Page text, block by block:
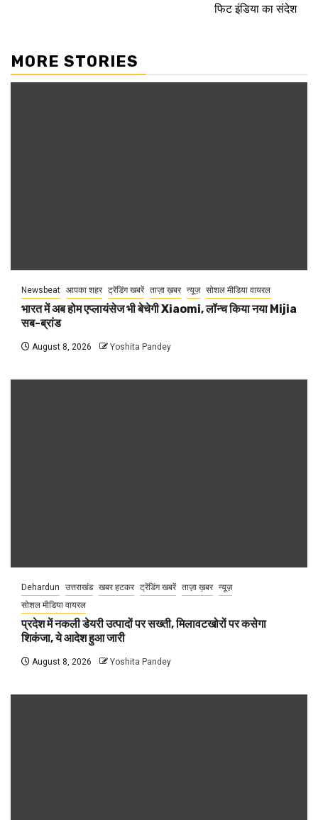
फिट इंडिया का संदेश
MORE STORIES
Newsbeat आपका शहर ट्रेंडिंग खबरें ताज़ा ख़बर न्यूज़ सोशल मीडिया वायरल
भारत में अब होम एप्लायंसेज भी बेचेगी Xiaomi, लॉन्च किया नया Mijia
सब-ब्रांड
August 8, 2026 Yoshita Pandey
Dehardun उत्तराखंड खबर हटकर ट्रेंडिंग खबरें ताज़ा ख़बर न्यूज़
सोशल मीडिया वायरल
प्रदेश में नकली डेयरी उत्पादों पर सख्ती, मिलावटखोरों पर कसेगा
शिकंजा, ये आदेश हुआ जारी
August 8, 2026 Yoshita Pandey